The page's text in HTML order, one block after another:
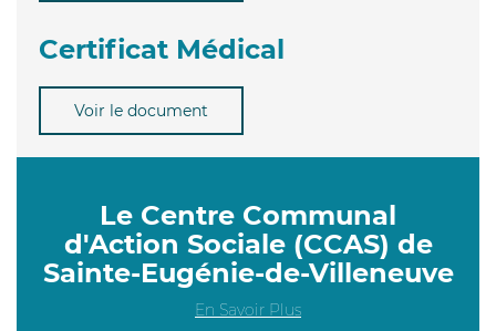
Certificat Médical
Voir le document
Le Centre Communal
d'Action Sociale (CCAS) de
Sainte-Eugénie-de-Villeneuve
En Savoir Plus